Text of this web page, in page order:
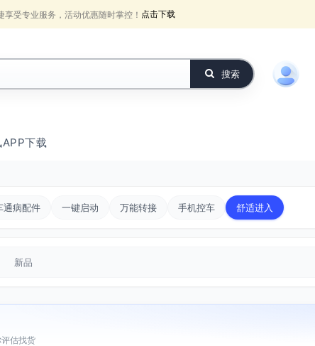
受专业服务，活动优惠随时掌控！ 点击下载
搜索
APP下载
通病配件 一键启动 万能转接 手机控车 舒适进入
新品
估找货